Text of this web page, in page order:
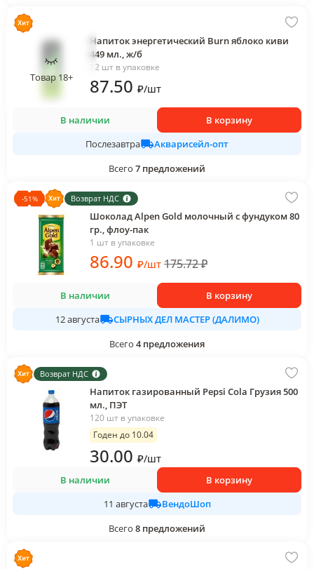
Товар 18+
Напиток энергетический Burn яблоко киви
449 мл., ж/б
12 шт в упаковке
87.50 ₽/шт
В наличии
В корзину
Послезавтра
Акварисейл-опт
Всего 7 предложений
-51% Возврат НДС
Шоколад Alpen Gold молочный с фундуком 80
гр., флоу-пак
1 шт в упаковке
86.90 ₽/шт 175.72₽
В наличии
В корзину
12 августа
СЫРНЫХ ДЕЛ МАСТЕР (ДАЛИМО)
Всего 4 предложения
Возврат НДС
Напиток газированный Pepsi Cola Грузия 500
мл., ПЭТ
120 шт в упаковке
Годен до 10.04
30.00 ₽/шт
В наличии
В корзину
11 августа
ВендоШоп
Всего 8 предложений